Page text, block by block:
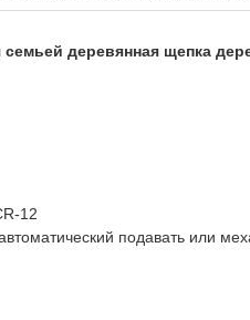
деревянная щепка
12
подавать или